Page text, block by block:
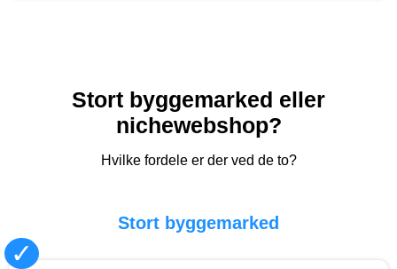
Stort byggemarked eller
nichewebshop?
Hvilke fordele er der ved de to?
Stort byggemarked
✓